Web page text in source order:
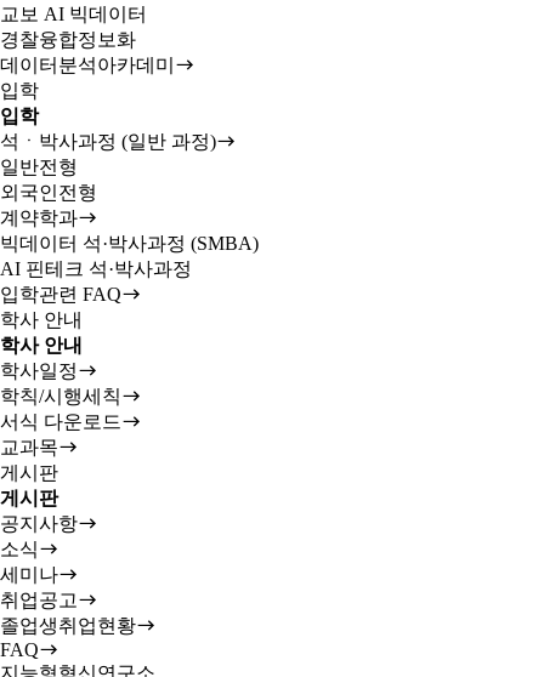
교보 AI 빅데이터
경찰융합정보화
데이터분석아카데미
입학
입학
석ㆍ박사과정 (일반 과정)
일반전형
외국인전형
계약학과
빅데이터 석·박사과정 (SMBA)
AI 핀테크 석·박사과정
입학관련 FAQ
학사 안내
학사 안내
학사일정
학칙/시행세칙
서식 다운로드
교과목
게시판
게시판
공지사항
소식
세미나
취업공고
졸업생취업현황
FAQ
지능형혁신연구소